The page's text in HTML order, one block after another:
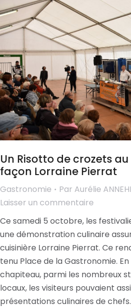
Un Risotto de crozets
façon Lorraine Pierrat
Gastronomie Par Aurélie
Laisser un commentaire
Ce samedi 5 octobre, les
une démonstration culinaire
cuisinière Lorraine Pierrat. Ce
tenu Place de la Gastronomie.
chapiteau, parmi les nombreux
locaux, les visiteurs pouvaient
présentations culinaires de chefs.